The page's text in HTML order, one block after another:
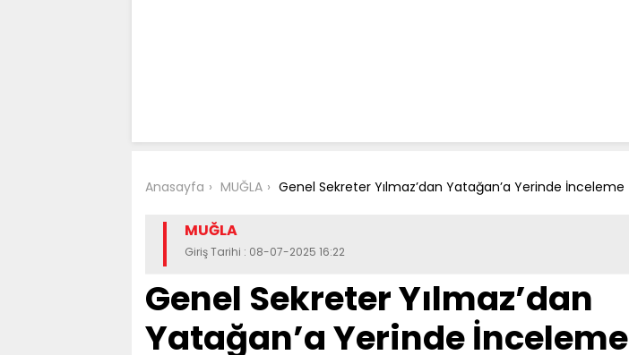
Anasayfa MUĞLA Genel Sekreter Yılmaz’dan Yatağan’a Yerinde İnceleme
MUĞLA
Giriş Tarihi : 08-07-2025 16:22
Genel Sekreter Yılmaz’dan
Yatağan’a Yerinde İnceleme